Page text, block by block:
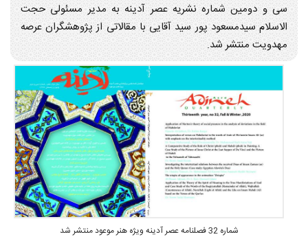
سی‌ و دومین شماره نشریه عصر آدینه به مدیر مسئولی حجت
الاسلام سیدمسعود پور سید آقایی با مقالاتی از پژوهشگران عرصه
مهدویت منتشر شد.
شماره 32 فصلنامه عصر آدینه ویژه هنر موعود منتشر شد